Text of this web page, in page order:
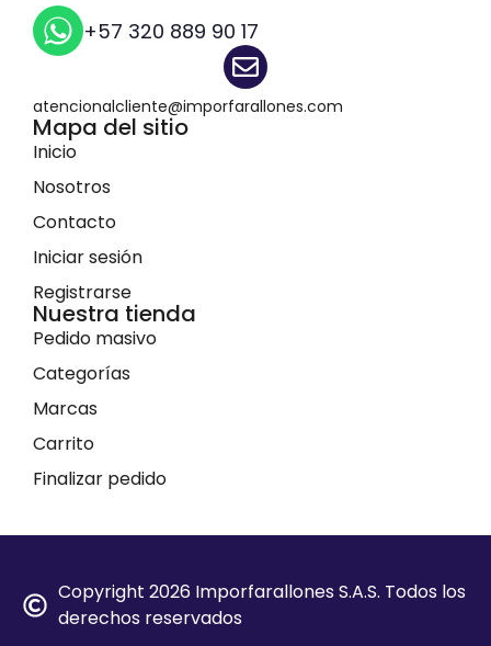
+57 320 889 90 17
atencionalcliente@imporfarallones.com
Mapa del sitio
Inicio
Nosotros
Contacto
Iniciar sesión
Registrarse
Nuestra tienda
Pedido masivo
Categorías
Marcas
Carrito
Finalizar pedido
Copyright 2026 Imporfarallones S.A.S. Todos los
derechos reservados